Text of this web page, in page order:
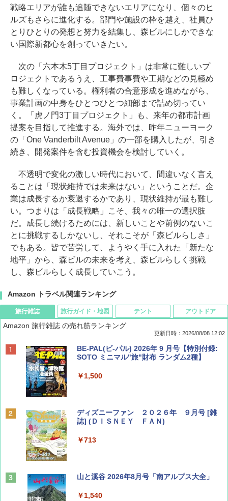
戦略エリアが誰も追随できないエリアになり、個々のヒ
ルズもさらに進化する。部門や施設の枠を越え、社員ひ
とりひとりの発想と努力を結集し、森ビルにしかできな
い国際新都心を創っていきたい。
次の「六本木5丁目プロジェクト」は非常に難しいプ
ロジェクトであるうえ、工事費事費や工期などの見極め
も難しくなっている。権利者の合意形成を進めながら、
事業計画の中身をひとつひとつ細部まで詰め切ってい
く。「虎ノ門3丁目プロジェクト」も、来年の都市計画
提案を目指して推進する。海外では、昨年ニューヨーク
の「One Vanderbilt Avenue」の一部を購入したが、引き
続き、開発案件を含む投資機会を検討していく。
不透明で変化の激しい時代において、間違いなく言え
ることは「現状維持では未来はない」ということだ。企
業は成長するか衰退するかであり、現状維持が最も難し
い。つまりは「成長戦略」こそ、我々の唯一の選択肢
だ。成長し続けるためには、新しいことや前例のないこ
とに挑戦するしかないし、それこそが「森ビルらしさ」
でもある。皆で苦労して、ようやく手に入れた「新たな
地平」から、森ビルの未来を考え、森ビルらしく挑戦
し、森ビルらしく成長していこう。
Amazon トラベル関連ランキング
旅行雑誌
Amazon 旅行雑誌 の売れ筋ランキング
更新日時：2026/08/08 12:02
BE-PAL(ビ-パル) 2026年 9 月号【特別付録:
SOTO ミニマル"旅"財布 ランダム2種】
￥1,500
ディズニーファン ２０２６年 ９月号 [雑
誌] (ＤＩＳＮＥＹ ＦＡＮ)
￥713
山と溪谷 2026年8月号「南アルプス大全」
￥1,540
旅行ガイド・地図 テント アウトドア